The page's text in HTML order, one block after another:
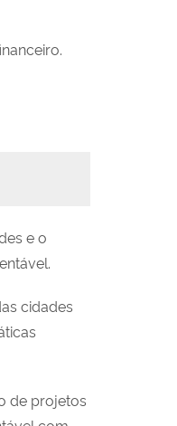
e o
cidades
de projetos